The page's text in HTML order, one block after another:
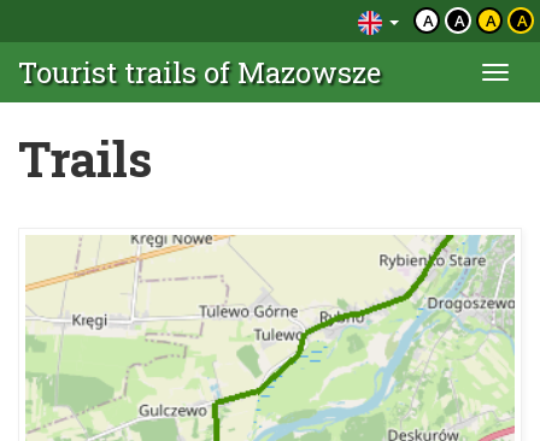
A A A A
Tourist trails of Mazowsze
Trails